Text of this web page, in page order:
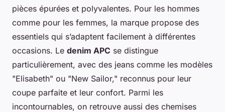
pièces épurées et polyvalentes. Pour les hommes
comme pour les femmes, la marque propose des
essentiels qui s’adaptent facilement à différentes
occasions. Le denim APC se distingue
particulièrement, avec des jeans comme les modèles
"Elisabeth" ou "New Sailor," reconnus pour leur
coupe parfaite et leur confort. Parmi les
incontournables, on retrouve aussi des chemises